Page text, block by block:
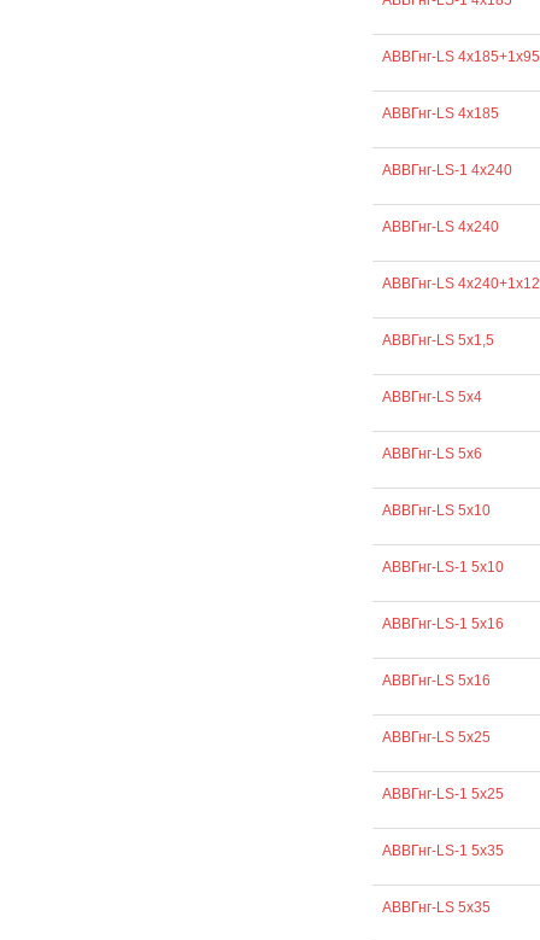
АВВГнг-LS 4х185+1х95
АВВГнг-LS 4х185
АВВГнг-LS-1 4х240
АВВГнг-LS 4х240
АВВГнг-LS
АВВГнг-LS 5х1,5
АВВГнг-LS 5х4
АВВГнг-LS 5х6
АВВГнг-LS 5х10
АВВГнг-LS-1 5х10
АВВГнг-LS-1 5х16
АВВГнг-LS 5х16
АВВГнг-LS 5х25
АВВГнг-LS-1 5х25
АВВГнг-LS-1 5х35
АВВГнг-LS 5х35